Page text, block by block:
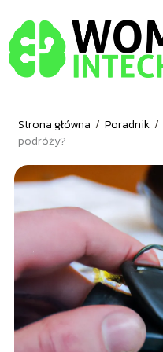
Strona główna / Poradnik /
podróży?